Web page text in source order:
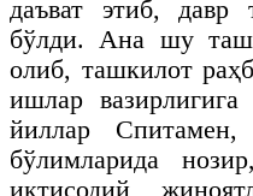
даъват этиб, давр
бўлди. Ана шу
олиб, ташкилот
ишлар
йиллар
бўлимларида
иқтисодий